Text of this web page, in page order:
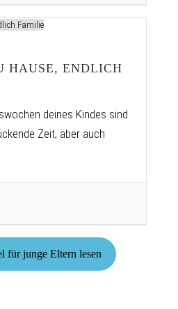
HAUSE, ENDLICH
deines Kindes sind
Zeit, aber auch
für junge Eltern lesen